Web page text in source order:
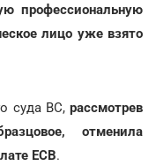
профессиональную
лицо уже взято
суда ВС, рассмотрев
отменила
ЕСВ.